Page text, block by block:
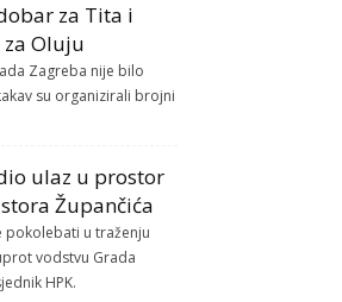
za Tita i
Oluju
Zagreba nije bilo
su organizirali brojni
ulaz u prostor
Župančića
pokolebati u traženju
vodstvu Grada
HPK.